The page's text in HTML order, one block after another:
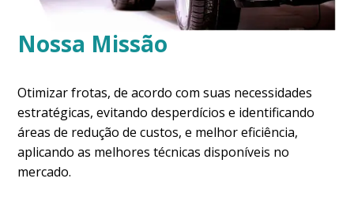
Nossa Missão
Otimizar frotas, de acordo com suas necessidades
estratégicas, evitando desperdícios e identificando
áreas de redução de custos, e melhor eficiência,
aplicando as melhores técnicas disponíveis no
mercado.